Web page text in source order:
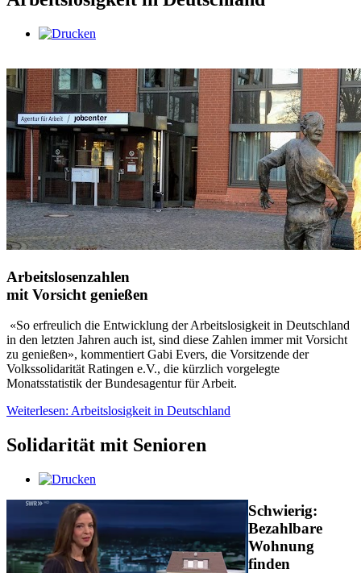
Arbeitslosen­zahlen
mit Vorsicht genießen
«So erfreulich die Entwicklung der Arbeitslosigkeit in Deutschland
in den letzten Jahren auch ist, sind diese Zahlen immer mit Vorsicht
zu genießen», kommentiert Gabi Evers, die Vorsitzende der
Volkssolidarität Ratingen e.V., die kürzlich vorgelegte
Monatsstatistik der Bundesagentur für Arbeit.
Weiterlesen: Arbeitslosigkeit in Deutschland
Solidarität mit Senioren
Schwierig:
Bezahlbare
Wohnung
finden